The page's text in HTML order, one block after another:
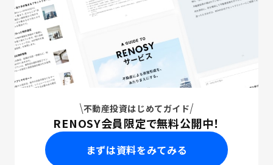
不動産投資はじめてガイド
RENOSY会員限定で無料公開中！
まずは資料をみてみる